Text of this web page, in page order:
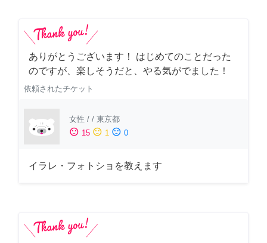
ありがとうございます！ はじめてのことだった
のですが、楽しそうだと、やる気がでました！
依頼されたチケット
女性 / / 東京都
sentiment_satisfied 15 sentiment_neutral 1 sentiment_dissatisfied 0
イラレ・フォトショを教えます